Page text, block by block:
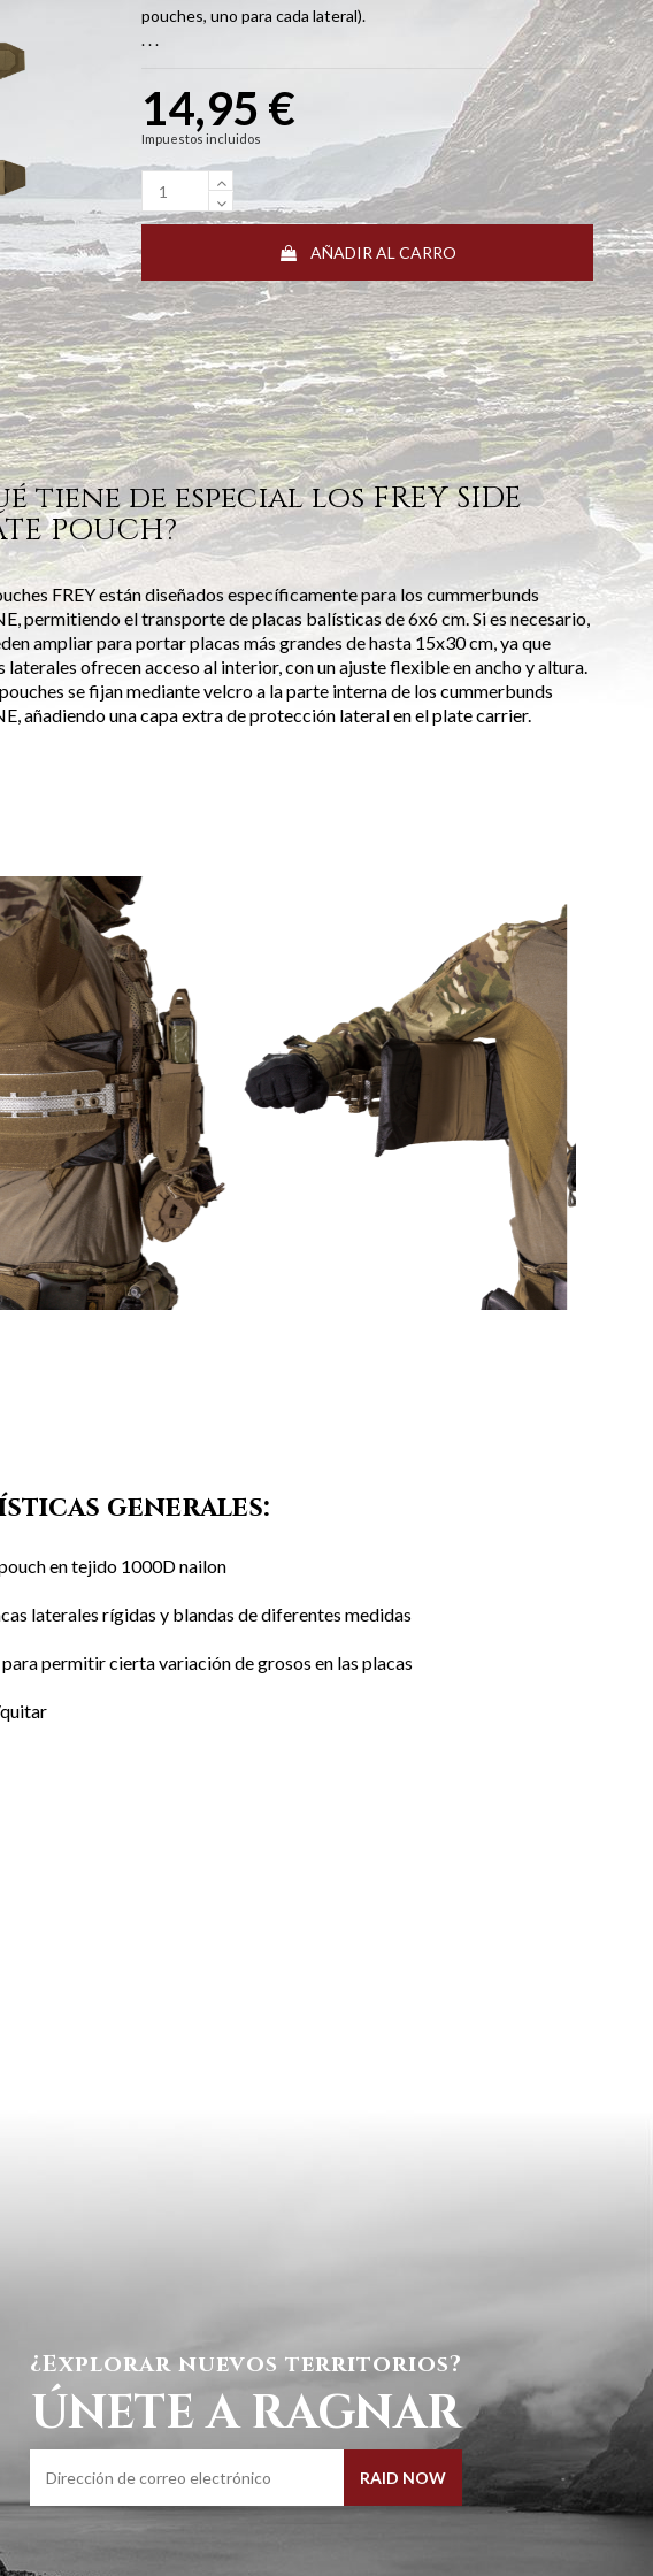
pouches, uno para cada lateral).
. . .
14,95 €
Impuestos incluidos
AÑADIR AL CARRO
tiene de especial los FREY SIDE
POUCH?
FREY están diseñados específicamente para los cummerbunds
permitiendo el transporte de placas balísticas de 6x6 cm. Si es necesario,
ampliar para portar placas más grandes de hasta 15x30 cm, ya que
laterales ofrecen acceso al interior, con un ajuste flexible en ancho y altura.
se fijan mediante velcro a la parte interna de los cummerbunds
añadiendo una capa extra de protección lateral en el plate carrier.
generales:
en tejido 1000D nailon
laterales rígidas y blandas de diferentes medidas
permitir cierta variación de grosos en las placas
¿Explorar nuevos territorios?
ÚNETE A RAGNAR
RAID NOW